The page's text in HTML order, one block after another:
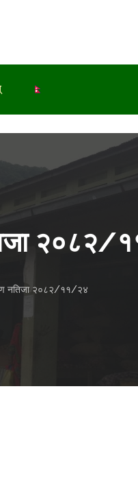
नतिजा २०८२/११/२४